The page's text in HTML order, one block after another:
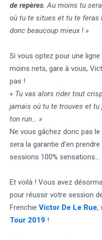
de repères. Au moins tu
où tu te situes et tu te feras
donc beaucoup mieux ! »
Si vous optez pour une
moins nets, gare à vous,
pas !
« Tu vas alors rider tout
jamais où tu te trouves et
ton run… »
Ne vous gâchez donc pas
sera la garantie d’en
sessions 100% sensations…
Et voilà ! Vous avez
pour réussir votre session
Frenchie Victor De Le Rue,
Tour 2019 !